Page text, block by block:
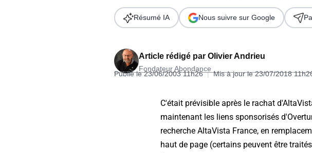
Télécharger l'Ebook
Formation SEO & GEO - Edition 2026
Article rédigé par Olivier Andrieu
Fondateur Abondance
Publié le 23/06/2003 11h26 | Mis à jour le 23/07/2018
Résumé IA Nous suivre sur Google
C'était prévisible après le rachat
maintenant les liens sponsorisés
recherche AltaVista France, en
haut de page (certains peuvent être